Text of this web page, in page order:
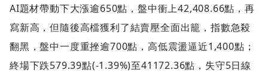
AI題材帶動下大漲逾650點，盤中衝上42,408.66點，再
寫新高，但隨後高檔獲利了結賣壓全面出籠，指數急殺
翻黑，盤中一度重挫逾700點，高低震盪逼近1,400點；
終場下跌579.39點(-1.39%)至41172.36點，失守5日線